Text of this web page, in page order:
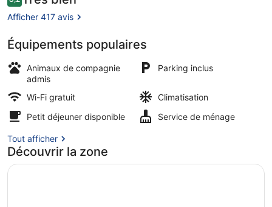
Bureau, chambres insonorisées,
voyageurs
8,2 sur 10
Afficher 417 avis
Équipements populaires
Animaux de compagnie
admis
Parking inclus
Wi-Fi gratuit
Climatisation
Petit déjeuner disponible
Service de ménage
Tout afficher
Découvrir la zone